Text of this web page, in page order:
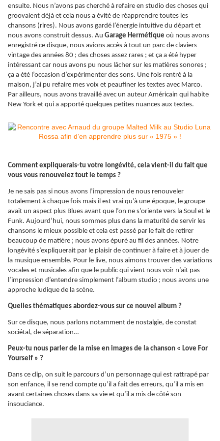
ensuite. Nous n’avons pas cherché à refaire en studio des choses qui
groovaient déjà et cela nous a évité de réapprendre toutes les
chansons (rires). Nous avons gardé l’énergie intuitive du départ et
nous avons construit dessus. Au Garage Hermétique où nous avons
enregistré ce disque, nous avions accès à tout un parc de claviers
vintage des années 80 ; des choses assez rares ; et ça a été hyper
intéressant car nous avons pu nous lâcher sur les matières sonores ;
ça a été l’occasion d’expérimenter des sons. Une fois rentré à la
maison, j’ai pu refaire mes voix et peaufiner les textes avec Marco.
Par ailleurs, nous avons travaillé avec un auteur Américain qui habite
New York et qui a apporté quelques petites nuances aux textes.
Comment expliquerais-tu votre longévité, cela vient-il du fait que
vous vous renouvelez tout le temps ?
Je ne sais pas si nous avons l’impression de nous renouveler
totalement à chaque fois mais il est vrai qu’à une époque, le groupe
avait un aspect plus Blues avant que l’on ne s’oriente vers la Soul et le
Funk. Aujourd’hui, nous sommes plus dans la maturité de servir les
chansons le mieux possible et cela est passé par le fait de retirer
beaucoup de matière ; nous avons épuré au fil des années. Notre
longévité s’expliquerait par le plaisir de continuer à faire et à jouer de
la musique ensemble. Pour le live, nous aimons trouver des variations
vocales et musicales afin que le public qui vient nous voir n’ait pas
l’impression d’entendre simplement l’album studio ; nous avons une
approche ludique de la scène.
Quelles thématiques abordez-vous sur ce nouvel album ?
Sur ce disque, nous parlons notamment de nostalgie, de constat
sociétal, de séparation…
Peux-tu nous parler de la mise en images de la chanson « Love For
Yourself » ?
Dans ce clip, on suit le parcours d’un personnage qui est rattrapé par
son enfance, il se rend compte qu’il a fait des erreurs, qu’il a mis en
avant certaines choses dans sa vie et qu’il a mis de côté son
insouciance.